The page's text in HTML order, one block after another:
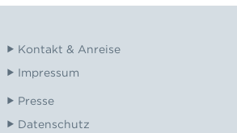
Kontakt & Anreise
Impressum
Presse
Datenschutz